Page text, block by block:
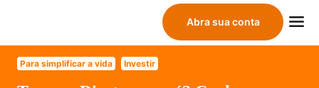
Abra sua conta
Para simplificar a vida Investir